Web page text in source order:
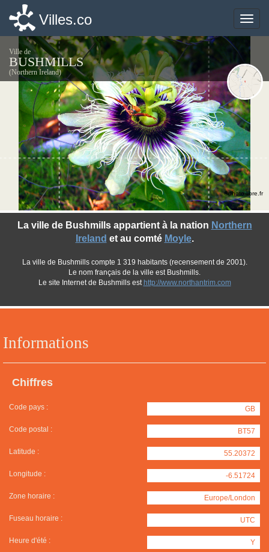
Toggle
Villes.co
Ville de
BUSHMILLS
(Northern Ireland)
Informations
Chiffres
Code pays : GB
Code postal : BT57
Latitude : 55.20372
Longitude : -6.51724
Zone horaire : Europe/London
Fuseau horaire : UTC
Heure d'été : Y
La ville de Bushmills appartient à la nation Northern
Ireland et au comté Moyle.
La ville de Bushmills compte 1 319 habitants (recensement de 2001).
Le nom français de la ville est Bushmills.
Le site Internet de Bushmills est http://www.northantrim.com
©photo-libre.fr
Toggle
Villes.co